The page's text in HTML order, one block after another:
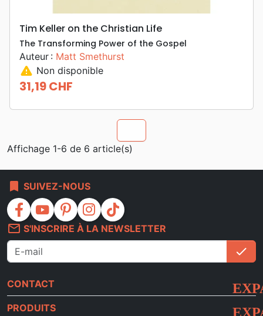
Tim Keller on the Christian Life
The Transforming Power of the Gospel
Auteur : Matt Smethurst
warning Non disponible
Prix
31,19 CHF
Affichage 1-6 de 6 article(s)
bookmark SUIVEZ-NOUS
facebook youtube pinterest instagram
tiktok
mail_outline S'INSCRIRE À LA NEWSLETTER
check
CONTACT
PRODUITS